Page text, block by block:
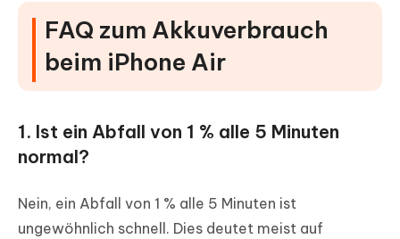
FAQ zum Akkuverbrauch
beim iPhone Air
1. Ist ein Abfall von 1 % alle 5 Minuten
normal?
Nein, ein Abfall von 1 % alle 5 Minuten ist
ungewöhnlich schnell. Dies deutet meist auf